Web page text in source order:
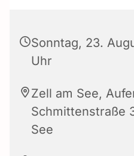
Sonntag, 23.
Uhr
Zell am See,
Schmittenstraße
See